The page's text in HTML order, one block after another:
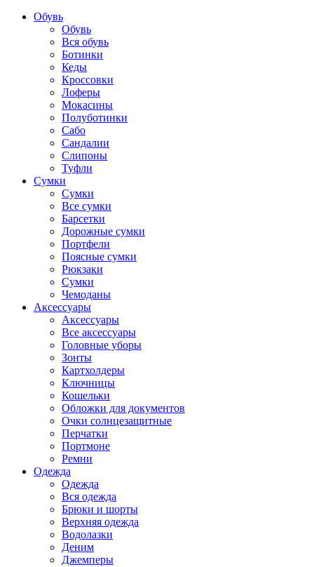
Обувь
Обувь
Вся обувь
Ботинки
Кеды
Кроссовки
Лоферы
Мокасины
Полуботинки
Сабо
Сандалии
Слипоны
Туфли
Сумки
Сумки
Все сумки
Барсетки
Дорожные сумки
Портфели
Поясные сумки
Рюкзаки
Сумки
Чемоданы
Аксессуары
Аксессуары
Все аксессуары
Головные уборы
Зонты
Картхолдеры
Ключницы
Кошельки
Обложки для документов
Очки солнцезащитные
Перчатки
Портмоне
Ремни
Одежда
Одежда
Вся одежда
Брюки и шорты
Верхняя одежда
Водолазки
Деним
Джемперы